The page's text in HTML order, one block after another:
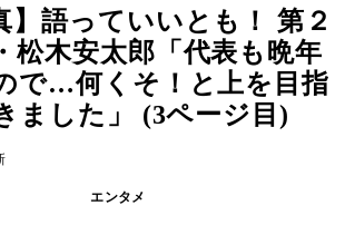
】語っていいとも！ 第２
松木安太郎「代表も晩年
で…何くそ！と上を目指
ました」 (3ページ目)
エンタメ